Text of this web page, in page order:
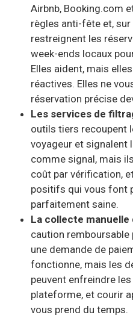
Airbnb, Booking.com
règles anti-fête et,
restreignent les
week-ends locaux
Elles aident, mais
réactives. Elles ne
réservation précise
Les services de
outils tiers recoupent
voyageur et signalent
comme signal, mais
coût par vérification,
positifs qui vous font
parfaitement saine.
La collecte manuelle
caution remboursable
une demande de
fonctionne, mais les
peuvent enfreindre
plateforme, et courir
vous prend du temps.